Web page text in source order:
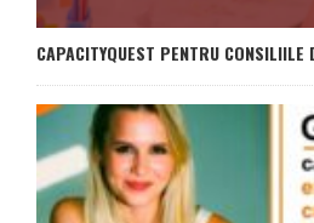
CAPACITYQUEST PENTRU CONSILIILE